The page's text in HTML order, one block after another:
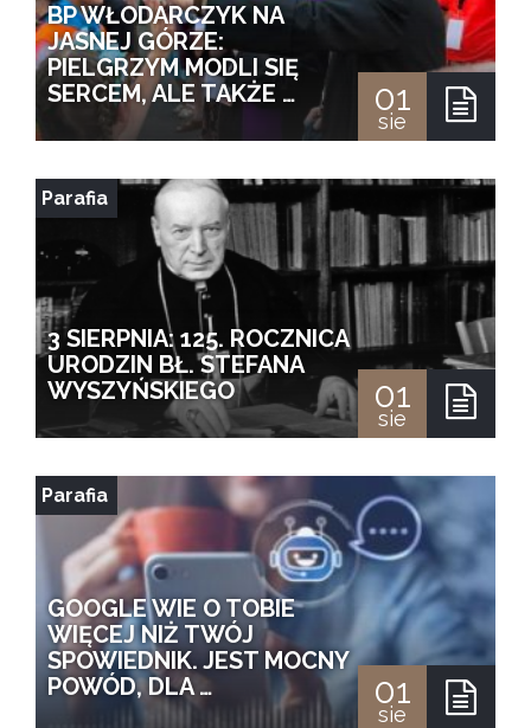
01
sie
BP WŁODARCZYK NA
JASNEJ GÓRZE:
PIELGRZYM MODLI SIĘ
SERCEM, ALE TAKŻE …
01
sie
3 SIERPNIA: 125. ROCZNICA
URODZIN BŁ. STEFANA
WYSZYŃSKIEGO
Parafia
01
sie
GOOGLE WIE O TOBIE
WIĘCEJ NIŻ TWÓJ
SPOWIEDNIK. JEST MOCNY
POWÓD, DLA …
Parafia